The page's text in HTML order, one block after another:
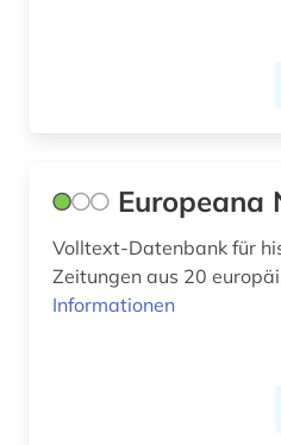
Europeana
Volltext-Datenbank für
Zeitungen aus 20
Informationen